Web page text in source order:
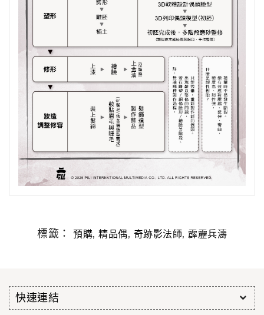
標籤： 預購, 精品偶, 奇跡影法師, 霹靂兵濤
快速連結